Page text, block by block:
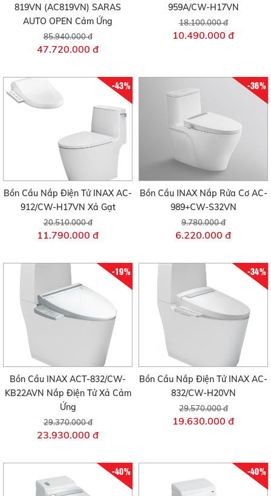
819VN (AC819VN) SARAS
AUTO OPEN Cảm Ứng
85.940.000 đ
47.720.000 đ
959A/CW-H17VN
18.100.000 đ
10.490.000 đ
-43%
Bồn Cầu Nắp Điện Tử INAX AC-
912/CW-H17VN Xả Gạt
20.510.000 đ
11.790.000 đ
-36%
Bồn Cầu INAX Nắp Rửa Cơ AC-
989+CW-S32VN
9.780.000 đ
6.220.000 đ
-19%
Bồn Cầu INAX ACT-832/CW-
KB22AVN Nắp Điện Tử Xả Cảm
Ứng
29.370.000 đ
23.930.000 đ
-34%
Bồn Cầu Nắp Điện Tử INAX AC-
832/CW-H20VN
29.570.000 đ
19.630.000 đ
-40% -40%